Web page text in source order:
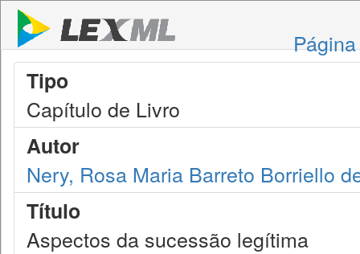
Tipo
Capítulo de Livro
Autor
Nery, Rosa Maria Barreto Borriello
Título
Aspectos da sucessão legítima